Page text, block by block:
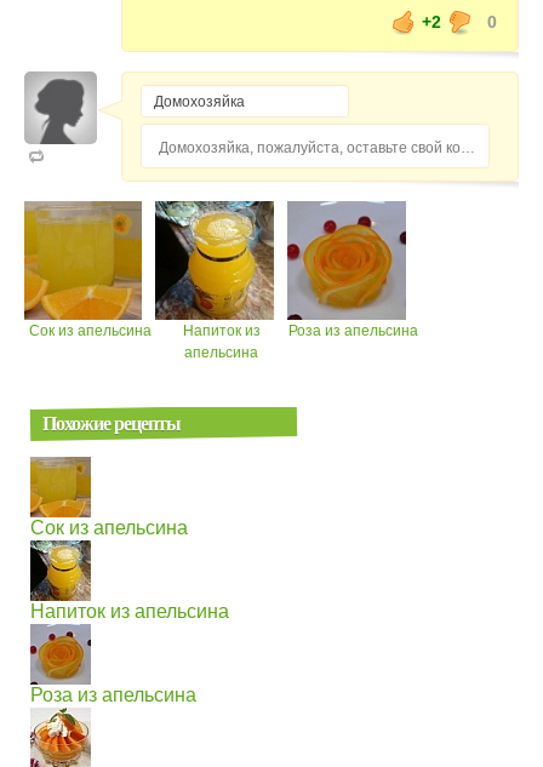
+2
0
Домохозяйка, пожалуйста, оставьте свой комментарий...
Сок из апельсина
Напиток из
апельсина
Роза из апельсина
Похожие рецепты
Сок из апельсина
Напиток из апельсина
Роза из апельсина